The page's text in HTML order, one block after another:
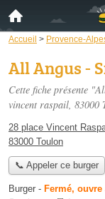
Accueil > Provence-
All Angus -
Cette fiche présente
vincent raspail, 83000
28 place Vincent
83000 Toulon
📞 Appeler ce burger
Burger - Fermé, ouvre